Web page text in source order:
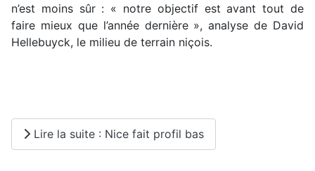
n’est moins sûr : « notre objectif est avant tout de
faire mieux que l’année dernière », analyse de David
Hellebuyck, le milieu de terrain niçois.
Lire la suite : Nice fait profil bas